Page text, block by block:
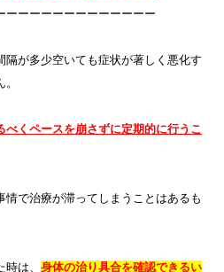
ーーーーーーーーーーーーー
隔が多少空いても症状が著しく悪化す
べくペースを崩さずに定期的に行うこ
情で治療が滞ってしまうことはあるも
は、 身体の治り具合を確認できるい